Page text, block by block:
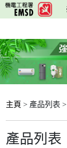
跳
至
要
內
容
主頁 > 產品列表 >
產品列表